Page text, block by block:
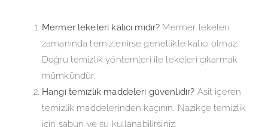
Mermer lekeleri kalıcı mıdır? Mermer lekeleri
zamanında temizlenirse genellikle kalıcı olmaz.
Doğru temizlik yöntemleri ile lekeleri çıkarmak
mümkündür.
Hangi temizlik maddeleri güvenlidir? Asit içeren
temizlik maddelerinden kaçının. Nazikçe temizlik
için sabun ve su kullanabilirsiniz.